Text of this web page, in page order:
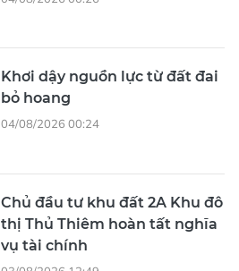
Khơi dậy nguồn lực từ đất đai
bỏ hoang
04/08/2026 00:24
Chủ đầu tư khu đất 2A Khu đô
thị Thủ Thiêm hoàn tất nghĩa
vụ tài chính